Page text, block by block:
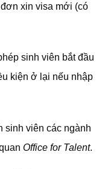
xin visa mới (có
sinh viên bắt đầu
kiện ở lại nếu nhập
sinh viên các ngành
Office for Talent.